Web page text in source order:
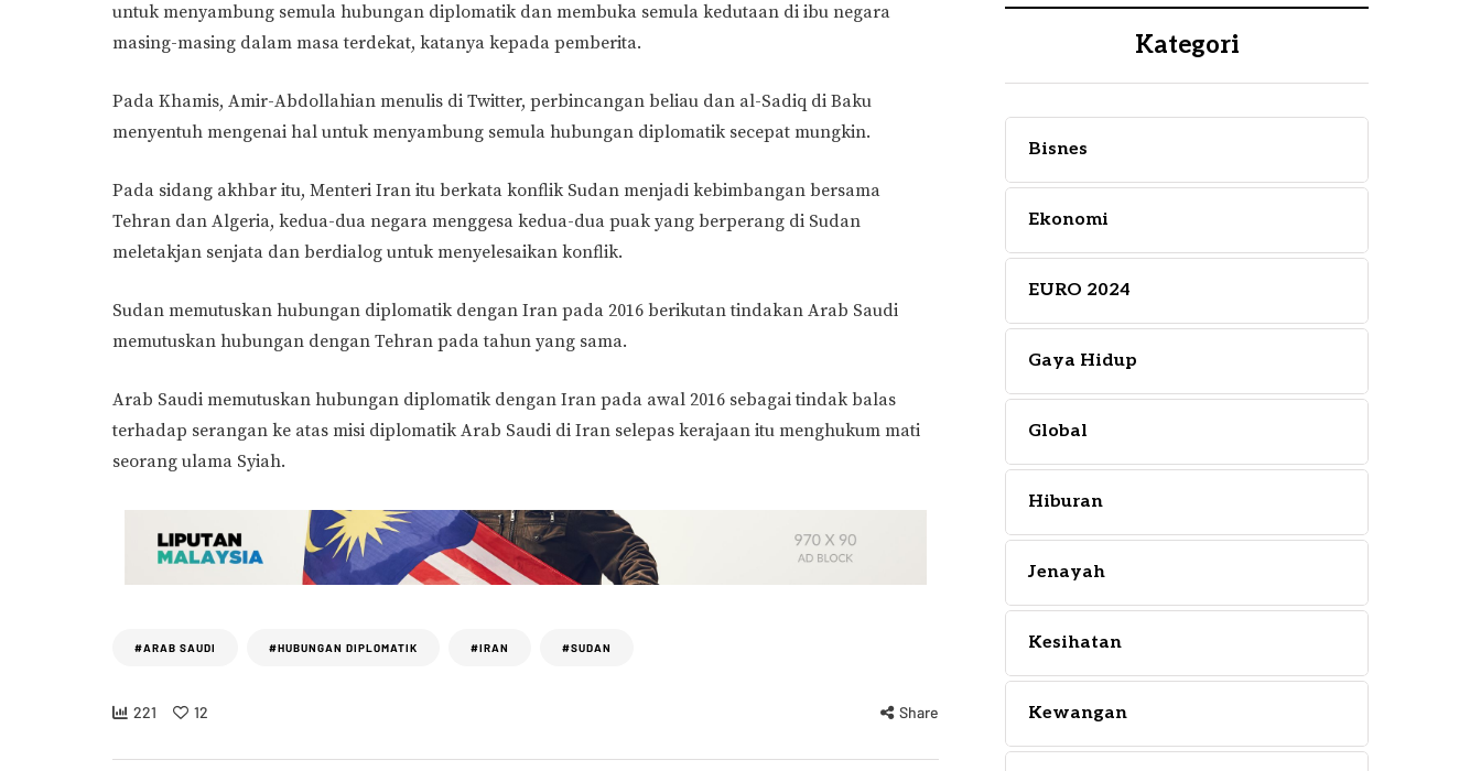
untuk menyambung semula hubungan diplomatik dan membuka semula kedutaan di ibu negara
masing-masing dalam masa terdekat, katanya kepada pemberita.
Pada Khamis, Amir-Abdollahian menulis di Twitter, perbincangan beliau dan al-Sadiq di Baku
menyentuh mengenai hal untuk menyambung semula hubungan diplomatik secepat mungkin.
Pada sidang akhbar itu, Menteri Iran itu berkata konflik Sudan menjadi kebimbangan bersama
Tehran dan Algeria, kedua-dua negara menggesa kedua-dua puak yang berperang di Sudan
meletakjan senjata dan berdialog untuk menyelesaikan konflik.
Sudan memutuskan hubungan diplomatik dengan Iran pada 2016 berikutan tindakan Arab Saudi
memutuskan hubungan dengan Tehran pada tahun yang sama.
Arab Saudi memutuskan hubungan diplomatik dengan Iran pada awal 2016 sebagai tindak balas
terhadap serangan ke atas misi diplomatik Arab Saudi di Iran selepas kerajaan itu menghukum mati
seorang ulama Syiah.
#ARAB SAUDI #HUBUNGAN DIPLOMATIK #IRAN #SUDAN
221 12 Share
Kategori
Bisnes
Ekonomi
EURO 2024
Gaya Hidup
Global
Hiburan
Jenayah
Kesihatan
Kewangan